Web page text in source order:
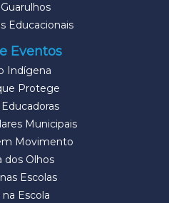
Educacionais
Eventos
Indígena
Protege
Municipais
Movimento
dos Olhos
Escolas
Escola